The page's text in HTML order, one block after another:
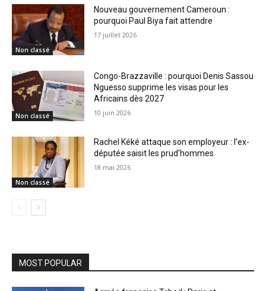
Non classé
Nouveau gouvernement Cameroun :
pourquoi Paul Biya fait attendre
17 juillet 2026
Non classé
Congo-Brazzaville : pourquoi Denis Sassou
Nguesso supprime les visas pour les
Africains dès 2027
10 juin 2026
Non classé
Rachel Kéké attaque son employeur : l’ex-
députée saisit les prud’hommes
18 mai 2026
MOST POPULAR